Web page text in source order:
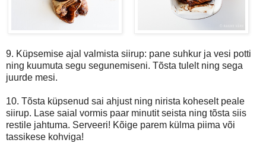
9. Küpsemise ajal valmista siirup: pane suhkur ja vesi potti
ning kuumuta segu segunemiseni. Tõsta tulelt ning sega
juurde mesi.
10. Tõsta küpsenud sai ahjust ning nirista koheselt peale
siirup. Lase saial vormis paar minutit seista ning tõsta siis
restile jahtuma. Serveeri! Kõige parem külma piima või
tassikese kohviga!